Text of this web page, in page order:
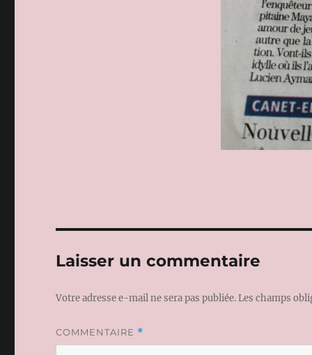
Laisser un commentaire
Votre adresse e-mail ne sera pas publiée.Les champs
COMMENTAIRE *